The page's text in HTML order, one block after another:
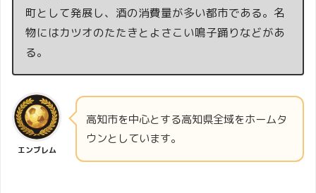
町として発展し、酒の消費量が多い都市である。名
物にはカツオのたたきとよさこい鳴子踊りなどがあ
る。
エンブレム
高知市を中心とする高知県全域をホームタ
ウンとしています。